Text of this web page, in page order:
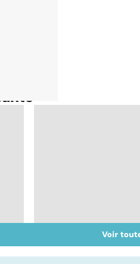
Accident vasculaire
cérébral : l'enfant
Voir